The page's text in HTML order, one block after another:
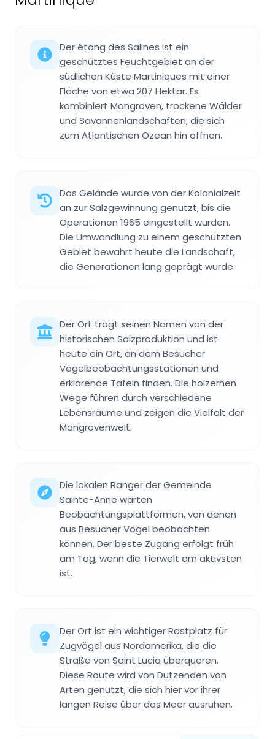
Der étang des Salines ist ein
geschütztes Feuchtgebiet an der
südlichen Küste Martiniques mit einer
Fläche von etwa 207 Hektar. Es
kombiniert Mangroven, trockene Wälder
und Savannenlandschaften, die sich
zum Atlantischen Ozean hin öffnen.
Das Gelände wurde von der Kolonialzeit
an zur Salzgewinnung genutzt, bis die
Operationen 1965 eingestellt wurden.
Die Umwandlung zu einem geschützten
Gebiet bewahrt heute die Landschaft,
die Generationen lang geprägt wurde.
Der Ort trägt seinen Namen von der
historischen Salzproduktion und ist
heute ein Ort, an dem Besucher
Vogelbeobachtungsstationen und
erklärende Tafeln finden. Die hölzernen
Wege führen durch verschiedene
Lebensräume und zeigen die Vielfalt der
Mangrovenwelt.
Die lokalen Ranger der Gemeinde
Sainte-Anne warten
Beobachtungsplattformen, von denen
aus Besucher Vögel beobachten
können. Der beste Zugang erfolgt früh
am Tag, wenn die Tierwelt am aktivsten
ist.
Der Ort ist ein wichtiger Rastplatz für
Zugvögel aus Nordamerika, die die
Straße von Saint Lucia überqueren.
Diese Route wird von Dutzenden von
Arten genutzt, die sich hier vor ihrer
langen Reise über das Meer ausruhen.